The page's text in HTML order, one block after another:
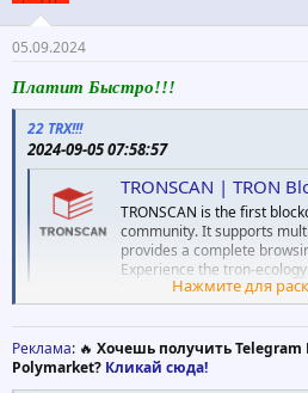
05.09.2024
Платит Быстро!!!
22 TRX!!!
2024-09-05 07:58:57
TRONSCAN | TRON
TRONSCAN is the first
community. It supports
provides a complete
Experience the tron-
browser.TRONSCAN是首款
持多种登录方式，提供完善
态尽在TRONSCAN波场区块
tronscan.org
Нажмите для
Реклама: 🔥 Хочешь получить Telegram
Polymarket? Кликай сюда!